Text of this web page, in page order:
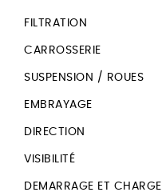
FILTRATION
CARROSSERIE
SUSPENSION / ROUES
EMBRAYAGE
DIRECTION
VISIBILITÉ
DEMARRAGE ET CHARGE